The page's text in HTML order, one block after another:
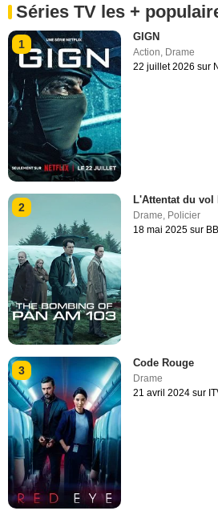
Séries TV les +
1
GIGN
Action Drame
22 juillet 2026 sur
2
L'Attentat du vol
Drame, Policier
18 mai 2025 sur
3
Code Rouge
Drame
21 avril 2024 sur